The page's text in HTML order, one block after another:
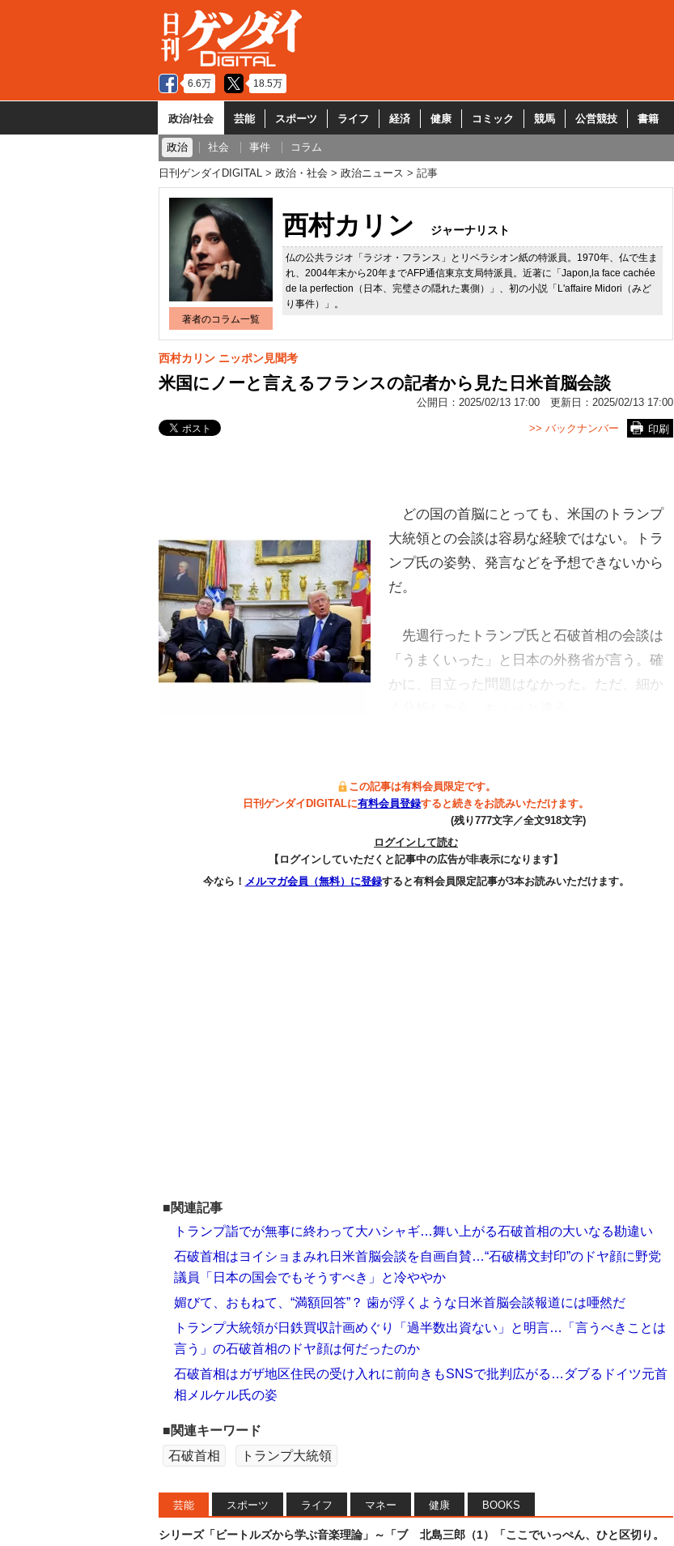
6.6万 18.5万
政治/社会 芸能 スポーツ ライフ 経済 健康 コミック 競馬 公営競技 書籍
政治 社会 事件 コラム
日刊ゲンダイDIGITAL 政治・社会 政治ニュース 記事
著者のコラム一覧
西村カリン ジャーナリスト
仏の公共ラジオ「ラジオ・フランス」とリベラシオン紙の特派員。1970年、仏で生ま
れ、2004年末から20年までAFP通信東京支局特派員。近著に「Japon,la face cachée
de la perfection（日本、完璧さの隠れた裏側）」、初の小説「L'affaire Midori（みど
り事件）」。
西村カリン ニッポン見聞考
米国にノーと言えるフランスの記者から見た日米首脳会談
公開日： 2025/02/13 17:00 更新日： 2025/02/13 17:00
印刷
>> バックナンバー
どの国の首脳にとっても、米国のトランプ
大統領との会談は容易な経験ではない。トラ
ンプ氏の姿勢、発言などを予想できないから
だ。
先週行ったトランプ氏と石破首相の会談は
「うまくいった」と日本の外務省が言う。確
かに、目立った問題はなかった。ただ、細か
この記事は有料会員限定です。
日刊ゲンダイDIGITALに有料会員登録すると続きをお読みいただけます。
(残り777文字／全文918文字)
ログインして読む
【ログインしていただくと記事中の広告が非表示になります】
今なら！ メルマガ会員（無料）に登録すると有料会員限定記事が3本お読みいただけます。
■関連記事
トランプ詣でが無事に終わって大ハシャギ…舞い上がる石破首相の大いなる勘違い
石破首相はヨイショまみれ日米首脳会談を自画自賛…“石破構文封印”のドヤ顔に野党
議員「日本の国会でもそうすべき」と冷ややか
媚びて、おもねて、“満額回答”？ 歯が浮くような日米首脳会談報道には唖然だ
トランプ大統領が日鉄買収計画めぐり「過半数出資ない」と明言…「言うべきことは
言う」の石破首相のドヤ顔は何だったのか
石破首相はガザ地区住民の受け入れに前向きもSNSで批判広がる…ダブるドイツ元首
相メルケル氏の姿
■関連キーワード
石破首相
トランプ大統領
芸能 スポーツ ライフ マネー 健康 BOOKS
シリーズ「ビートルズから学ぶ音楽理論」～「ブ
北島三郎（1）「ここでいっぺん、ひと区切り。